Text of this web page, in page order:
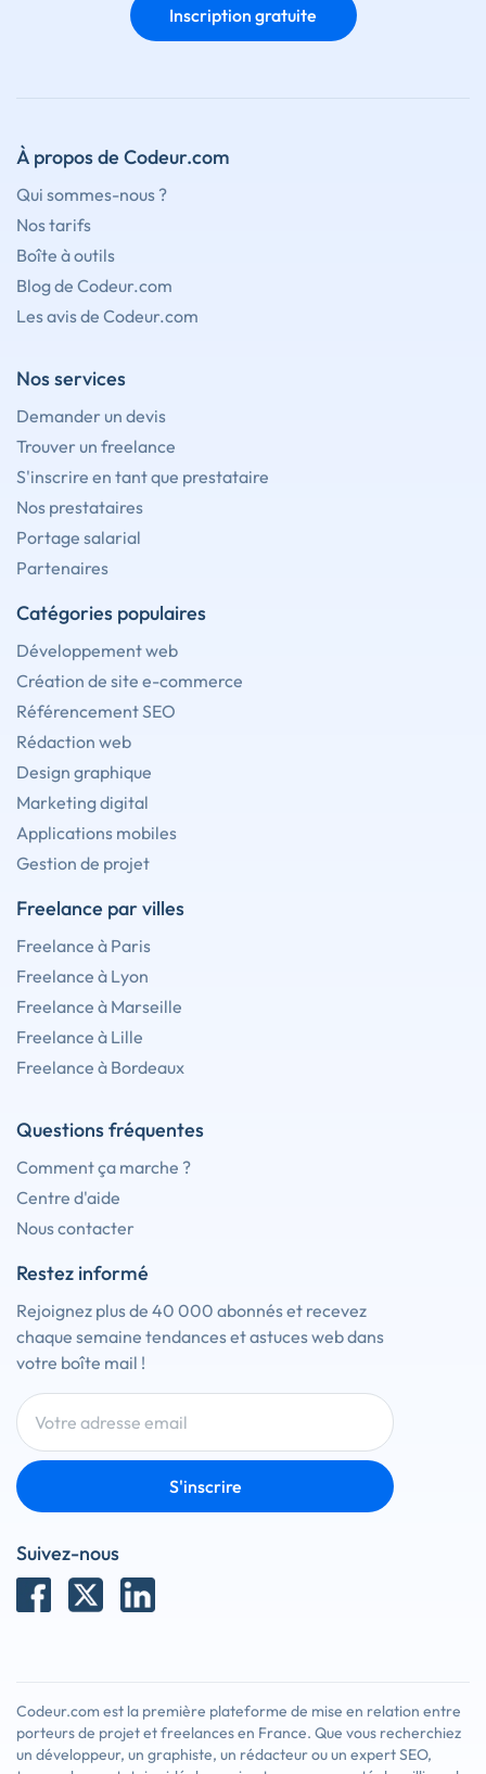
Inscription gratuite
À propos de Codeur.com
Qui sommes-nous ?
Nos tarifs
Boîte à outils
Blog de Codeur.com
Les avis de Codeur.com
Nos services
Demander un devis
Trouver un freelance
S'inscrire en tant que prestataire
Nos prestataires
Portage salarial
Partenaires
Catégories populaires
Développement web
Création de site e-commerce
Référencement SEO
Rédaction web
Design graphique
Marketing digital
Applications mobiles
Gestion de projet
Freelance par villes
Freelance à Paris
Freelance à Lyon
Freelance à Marseille
Freelance à Lille
Freelance à Bordeaux
Questions fréquentes
Comment ça marche ?
Centre d'aide
Nous contacter
Restez informé
Rejoignez plus de 40 000 abonnés et recevez
chaque semaine tendances et astuces web dans
votre boîte mail !
S'inscrire
Suivez-nous
Codeur.com est la première plateforme de mise en relation entre
porteurs de projet et freelances en France. Que vous recherchiez
un développeur, un graphiste, un rédacteur ou un expert SEO,